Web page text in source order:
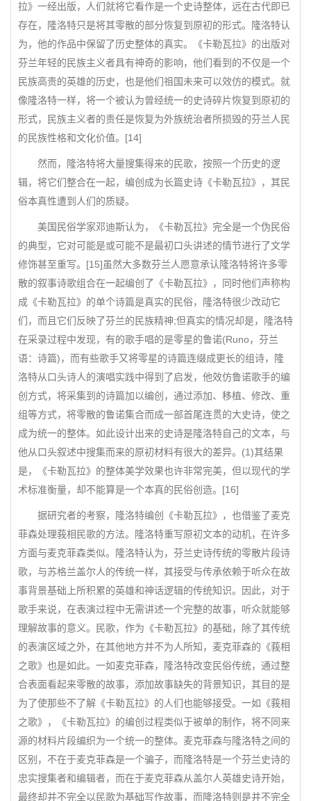
拉》一经出版，人们就将它看作是一个史诗整体，远在古代即已
存在，隆洛特只是将其零散的部分恢复到原初的形式。隆洛特认
为，他的作品中保留了历史整体的真实。《卡勒瓦拉》的出版对
芬兰年轻的民族主义者具有神奇的影响，他们看到的不仅是一个
民族高贵的英雄的历史，也是他们祖国未来可以效仿的模式。就
像隆洛特一样，将一个被认为曾经统一的史诗碎片恢复到原初的
形式，民族主义者的责任是恢复为外族统治者所损毁的芬兰人民
的民族性格和文化价值。[14]
然而，隆洛特将大量搜集得来的民歌，按照一个历史的逻
辑，将它们整合在一起，编创成为长篇史诗《卡勒瓦拉》，其民
俗本真性遭到人们的质疑。
美国民俗学家邓迪斯认为，《卡勒瓦拉》完全是一个伪民俗
的典型，它对可能是或可能不是最初口头讲述的情节进行了文学
修饰甚至重写。[15]虽然大多数芬兰人愿意承认隆洛特将许多零
散的叙事诗歌组合在一起编创了《卡勒瓦拉》，同时他们声称构
成《卡勒瓦拉》的单个诗篇是真实的民俗，隆洛特很少改动它
们，而且它们反映了芬兰的民族精神;但真实的情况却是，隆洛特
在采录过程中发现，有的歌手唱的是零星的鲁诺(Runo，芬兰
语：诗篇)，而有些歌手又将零星的诗篇连缀成更长的组诗，隆
洛特从口头诗人的演唱实践中得到了启发，他效仿鲁诺歌手的编
创方式，将采集到的诗篇加以编创，通过添加、移植、修改、重
组等方式，将零散的鲁诺集合而成一部首尾连贯的大史诗，使之
成为统一的整体。如此设计出来的史诗是隆洛特自己的文本，与
他从口头叙述中搜集而来的原初材料有很大的差异。(1)其结果
是，《卡勒瓦拉》的整体美学效果也许非常完美，但以现代的学
术标准衡量，却不能算是一个本真的民俗创造。[16]
据研究者的考察，隆洛特编创《卡勒瓦拉》，也借鉴了麦克
菲森处理莪相民歌的方法。隆洛特重写原初文本的动机，在许多
方面与麦克菲森类似。隆洛特认为，芬兰史诗传统的零散片段诗
歌，与苏格兰盖尔人的传统一样，其接受与传承依赖于听众在故
事背景基础上所积累的英雄和神话逻辑的传统知识。因此，对于
歌手来说，在表演过程中无需讲述一个完整的故事，听众就能够
理解故事的意义。民歌，作为《卡勒瓦拉》的基础，除了其传统
的表演区域之外，在其他地方并不为人所知，麦克菲森的《莪相
之歌》也是如此。一如麦克菲森，隆洛特改变民俗传统，通过整
合表面看起来零散的故事，添加故事缺失的背景知识，其目的是
为了使那些不了解《卡勒瓦拉》的人们也能够接受。一如《莪相
之歌》，《卡勒瓦拉》的编创过程类似于被单的制作，将不同来
源的材料片段编织为一个统一的整体。麦克菲森与隆洛特之间的
区别，不在于麦克菲森是一个骗子，而隆洛特是一个芬兰史诗的
忠实搜集者和编辑者，而在于麦克菲森从盖尔人英雄史诗开始，
最终却并不完全以民歌为基础写作故事，而隆洛特则是并不完全